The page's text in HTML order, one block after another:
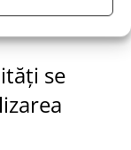
se